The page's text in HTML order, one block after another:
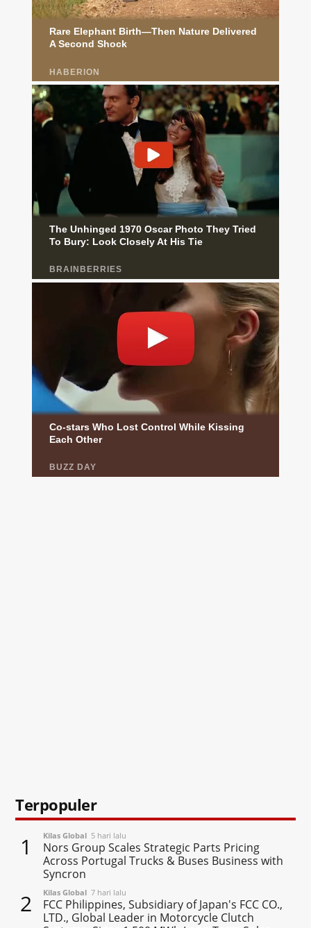
Terpopuler
1 Kilas Global 5 hari lalu
Nors Group Scales Strategic Parts Pricing
Across Portugal Trucks & Buses Business with
Syncron
2 Kilas Global 7 hari lalu
FCC Philippines, Subsidiary of Japan's FCC CO.,
LTD., Global Leader in Motorcycle Clutch